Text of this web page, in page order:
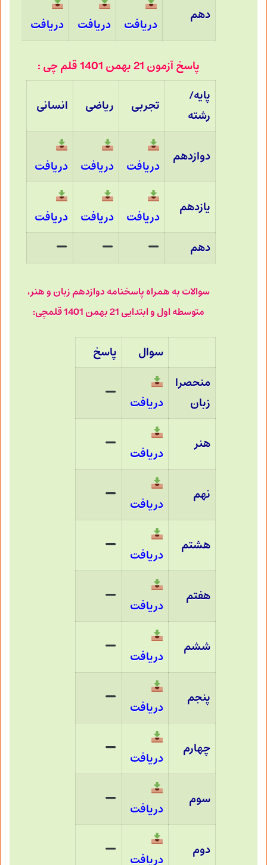
دهم
دریافت دریافت دریافت
پاسخ آزمون 21 بهمن 1401 قلم چی :
پایه/
رشته
تجربی ریاضی انسانی
دوازدهم
دریافت دریافت دریافت
یازدهم
دریافت دریافت
دریافت
دهم
سوالات به همراه پاسخنامه دوازدهم زبان و هنر،
متوسطه اول و ابتدایی 21 بهمن 1401 قلمچی:
سوال
پاسخ
منحصرا
زبان
دریافت
هنر
دریافت
نهم
دریافت
هشتم
دریافت
هفتم
دریافت
ششم
دریافت
پنجم
دریافت
چهارم
دریافت
سوم
دریافت
دوم
دریافت